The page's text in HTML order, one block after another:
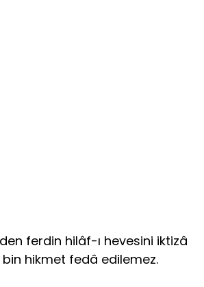
ferdin hilâf-ı hevesini iktizâ
bin hikmet fedâ edilemez.